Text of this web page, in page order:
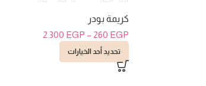
كريمة بودر
260 EGP
–
2.300 EGP
تحديد أحد الخيارات